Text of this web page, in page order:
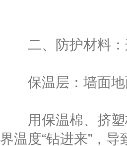
二、防护材料：
保温层：墙面地
用保温棉、挤塑
界温度“钻进来”，